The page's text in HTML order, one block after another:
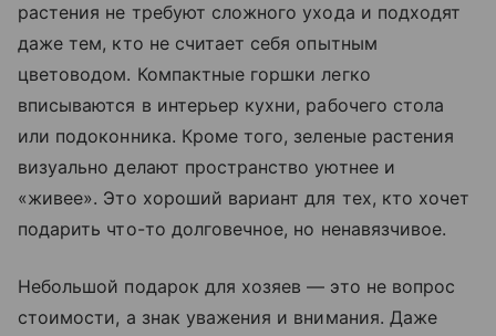
растения не требуют сложного ухода и подходят
даже тем, кто не считает себя опытным
цветоводом. Компактные горшки легко
вписываются в интерьер кухни, рабочего стола
или подоконника. Кроме того, зеленые растения
визуально делают пространство уютнее и
«живее». Это хороший вариант для тех, кто хочет
подарить что-то долговечное, но ненавязчивое.
Небольшой подарок для хозяев — это не вопрос
стоимости, а знак уважения и внимания. Даже